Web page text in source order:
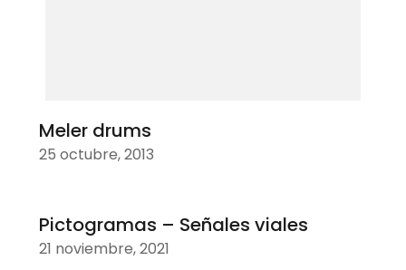
Meler drums
25 octubre, 2013
Pictogramas – Señales viales
21 noviembre, 2021